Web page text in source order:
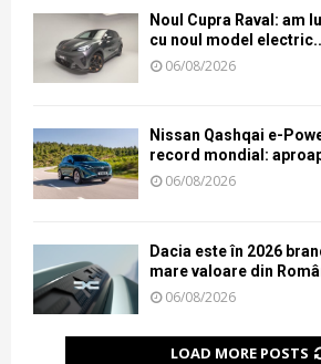
Noul Cupra Raval: am
cu noul model
06/08/2026
Nissan Qashqai e-
record mondial:
06/08/2026
Dacia este în 2026
mare valoare din
06/08/2026
LOAD MORE POSTS